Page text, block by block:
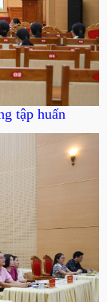
tập huấn